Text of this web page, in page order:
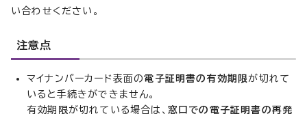
い合わせください。
注意点
マイナンバーカード表面の電子証明書の有効期限が切れて
いると手続きができません。
有効期限が切れている場合は、 窓口での電子証明書の再発